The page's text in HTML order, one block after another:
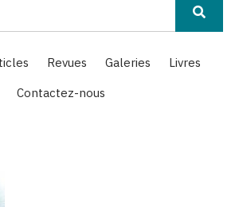
Revues Galeries
Livres
Contactez-nous